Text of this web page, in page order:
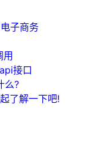
电子商务
用
接口
么?
了解一下吧!